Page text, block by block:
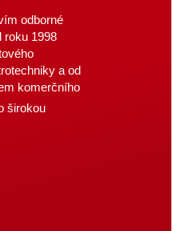
odborné
roku 1998
a od
komerčního
širokou